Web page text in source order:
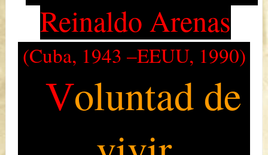
Reinaldo Arenas
(Cuba, 1943 –EEUU, 1990)
Voluntad de